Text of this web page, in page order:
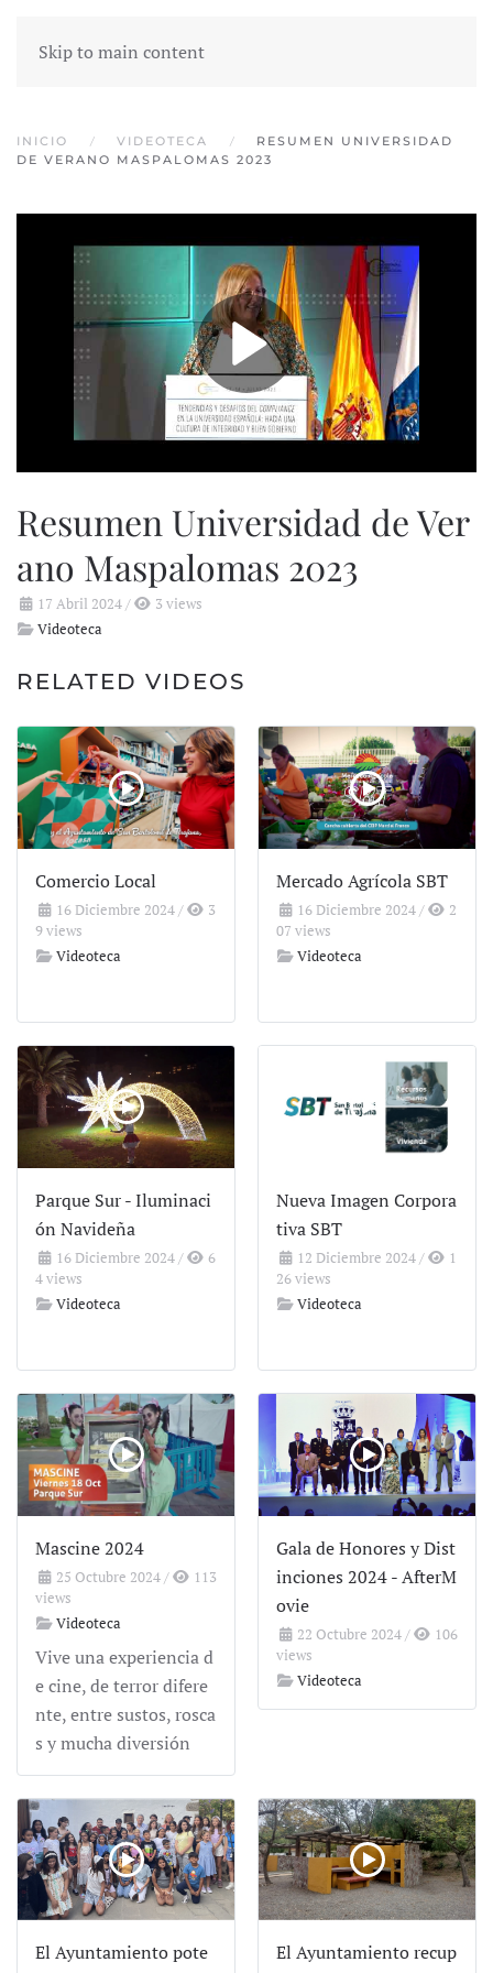
Skip to main content
INICIO VIDEOTECA
RESUMEN UNIVERSIDAD
DE VERANO MASPALOMAS 2023
Resumen Universidad de Ver
ano Maspalomas 2023
17 Abril 2024/
3 views
Videoteca
RELATED VIDEOS
Comercio Local
16 Diciembre 2024/
3
9 views
Videoteca
Mercado Agrícola SBT
16 Diciembre 2024/
2
07 views
Videoteca
Parque Sur - Iluminaci
ón Navideña
16 Diciembre 2024/
6
4 views
Videoteca
Nueva Imagen Corpora
tiva SBT
12 Diciembre 2024/
1
26 views
Videoteca
Mascine 2024
25 Octubre 2024 /
113
views
Videoteca
Vive una experiencia d
e cine, de terror difere
nte, entre sustos, rosca
s y mucha diversión
Gala de Honores y Dist
inciones 2024 - AfterM
ovie
22 Octubre 2024 /
106
views
Videoteca
El Ayuntamiento pote
El Ayuntamiento recup